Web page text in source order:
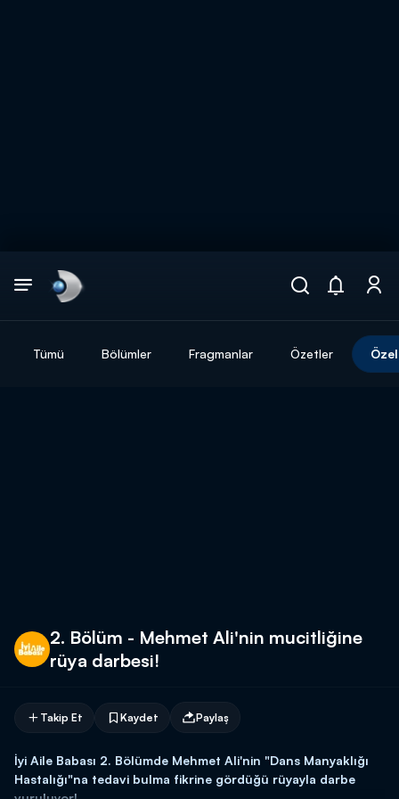
Tümü Bölümler Fragmanlar Özetler
2. Bölüm - Mehmet Ali'nin mucitliğine
rüya darbesi!
Takip Et Kaydet Paylaş
İyi Aile Babası 2. Bölümde Mehmet Ali'nin "Dans Manyaklığı
Hastalığı"na tedavi bulma fikrine gördüğü rüyayla darbe